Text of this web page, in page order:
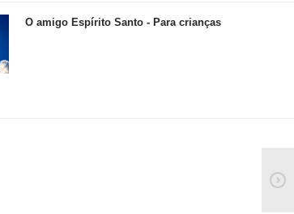
O amigo Espírito Santo - Para crianças